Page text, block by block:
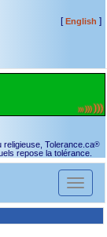
[English ]
religieuse, Tolerance.ca®
repose la tolérance.
Toggle